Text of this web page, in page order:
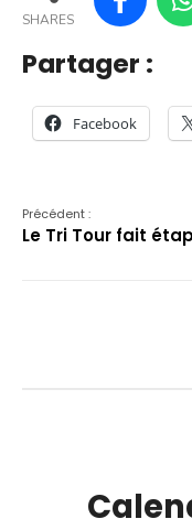
SHARES
Partager :
Facebook
Précédent :
Le Tri Tour fait